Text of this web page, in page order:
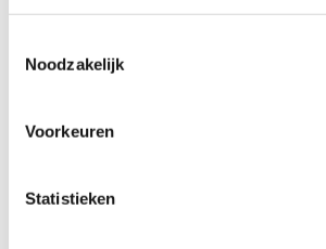
Noodzakelijk
Voorkeuren
Statistieken
€ 8,97 excl. btw
Crushgrind peper- en